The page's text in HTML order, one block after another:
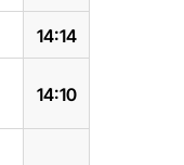
14:14
14:10